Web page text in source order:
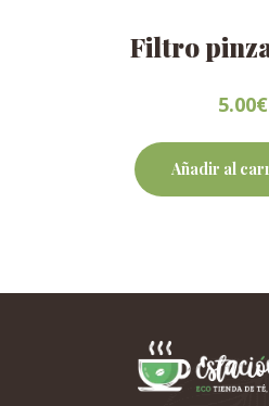
Filtro
5.00€
Añadir al